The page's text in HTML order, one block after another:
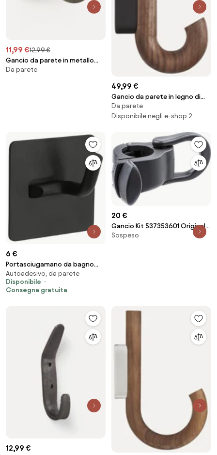
11,99 €12,99 €
Gancio da parete in metallo
Flare
Da parete
49,99 €
Gancio da parete in legno di
noce Umbrella, in diverse
dimensioni
Da parete
Disponibile negli e-shop 2
6 €
Portasciugamano da bagno
Black 322188A Moon
Autoadesivo, da parete
Disponibile
Consegna gratuita
20 €
Gancio Kit 537353601 Originale
Husqvarna
Sospeso
12,99 €